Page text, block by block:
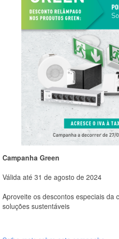
Campanha Green
Válida até 31 de agosto de 2024
Aproveite os descontos especiais da
soluções sustentáveis